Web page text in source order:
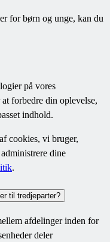
for børn og unge, kan du
på vores
forbedre din oplevelse,
indhold.
cookies, vi bruger,
dine
.
til tredjeparter?
afdelinger inden for
deler